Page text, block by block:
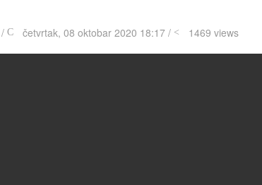
/ četvrtak, 08 oktobar 2020 18:17 / 1469 views